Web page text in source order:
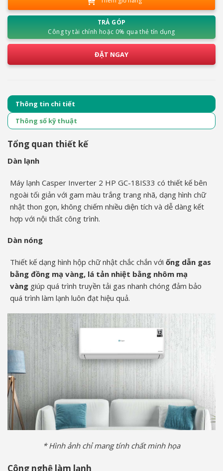
TRẢ GÓP
Công ty tài chính hoặc 0% qua thẻ tín dụng
ĐẶT NGAY
Thông tin chi tiết
Thông số kỹ thuật
Tổng quan thiết kế
Dàn lạnh
Máy lạnh Casper Inverter 2 HP GC-18IS33 có thiết kế bên
ngoài tối giản với gam màu trắng trang nhã, dạng hình chữ
nhật thon gọn, không chiếm nhiều diện tích và dễ dàng kết
hợp với nội thất công trình.
Dàn nóng
Thiết kế dạng hình hộp chữ nhật chắc chắn với ống dẫn gas
bằng đồng mạ vàng, lá tản nhiệt bằng nhôm mạ
vàng giúp quá trình truyền tải gas nhanh chóng đảm bảo
quá trình làm lạnh luôn đạt hiệu quả.
* Hình ảnh chỉ mang tính chất minh họa
Công nghệ làm lạnh